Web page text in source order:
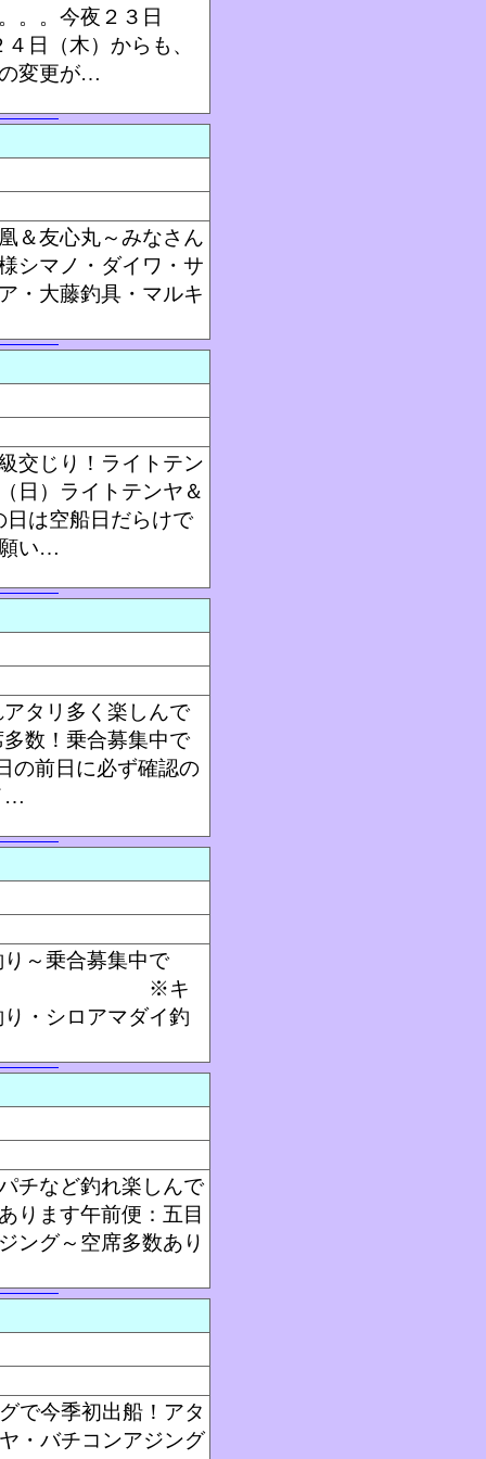
。。今夜２３日
日（木）からも、
変更が…
＆友心丸～みなさん
シマノ・ダイワ・サ
・大藤釣具・マルキ
交じり！ライトテン
日）ライトテンヤ＆
は空船日だらけで
い…
タリ多く楽しんで
数！乗合募集中で
の前日に必ず確認の
…
～乗合募集中で
です ※キ
・シロアマダイ釣
チなど釣れ楽しんで
ります午前便：五目
ング～空席多数あり
で今季初出船！アタ
・バチコンアジング